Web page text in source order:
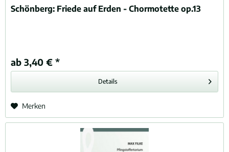
Schönberg: Friede auf Erden - Chormotette op.13
ab 3,40 € *
Details
Merken